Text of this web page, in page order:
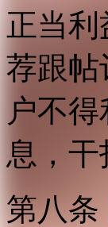
正当
荐跟帖
户不
息，
第八